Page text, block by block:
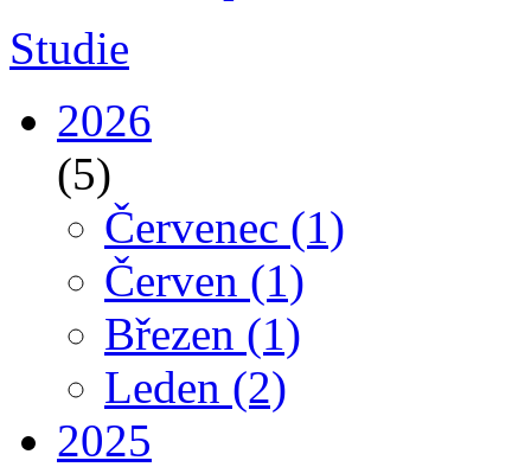
Studie
2026
(5)
Červenec (1)
Červen (1)
Březen (1)
Leden (2)
2025